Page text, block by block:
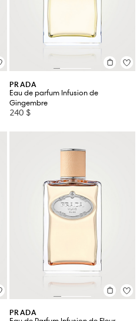
PRADA
Eau de parfum Infusion de
Gingembre
240 $
PRADA